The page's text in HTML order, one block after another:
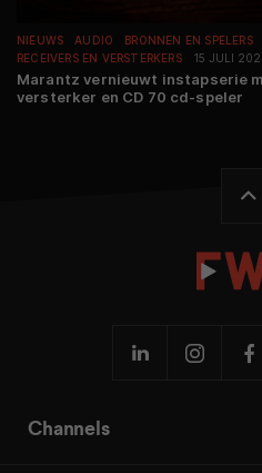
NIEUWS AUDIO
BRONNEN EN SPELERS
RECEIVERS EN VERSTERKERS
15 JULI
Marantz vernieuwt instapserie
versterker en CD 70 cd-speler
Channels